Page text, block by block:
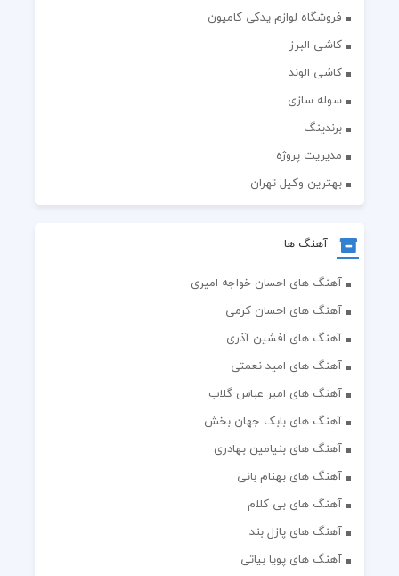
فروشگاه لوازم یدکی کامیون
کاشی البرز
کاشی الوند
سوله سازی
برندینگ
مدیریت پروژه
بهترین وکیل تهران
آهنگ ها
آهنگ های احسان خواجه امیری
آهنگ های احسان کرمی
آهنگ های افشین آذری
آهنگ های امید نعمتی
آهنگ های امیر عباس گلاب
آهنگ های بابک جهان بخش
آهنگ های بنیامین بهادری
آهنگ های بهنام بانی
آهنگ های بی کلام
آهنگ های پازل بند
آهنگ های پویا بیاتی